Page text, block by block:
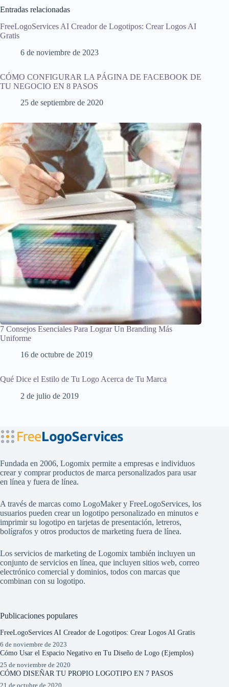
Entradas relacionadas
FreeLogoServices AI Creador de Logotipos: Crear Logos AI
Gratis
6 de noviembre de 2023
CÓMO CONFIGURAR LA PÁGINA DE FACEBOOK DE
TU NEGOCIO EN 8 PASOS
25 de septiembre de 2020
7 Consejos Esenciales Para Lograr Un Branding Más
Uniforme
16 de octubre de 2019
Qué Dice el Estilo de Tu Logo Acerca de Tu Marca
2 de julio de 2019
Fundada en 2006, Logomix permite a empresas e individuos
crear y comprar productos de marca personalizados para usar
en línea y fuera de línea.
A través de marcas como LogoMakery FreeLogoServices, los
usuarios pueden crear un logotipo personalizado en minutos e
imprimir su logotipo en tarjetas de presentación, letreros,
bolígrafos y otros productos de marketing fuera de línea.
Los servicios de marketing de Logomix también incluyen un
conjunto de servicios en línea, que incluyen sitios web, correo
electrónico comercial y dominios, todos con marcas que
combinan con su logotipo.
Publicaciones populares
FreeLogoServices AI Creador de Logotipos: Crear Logos AI Gratis
6 de noviembre de 2023
Cómo Usar el Espacio Negativo en Tu Diseño de Logo (Ejemplos)
25 de noviembre de 2020
CÓMO DISEÑAR TU PROPIO LOGOTIPO EN 7 PASOS
21 de octubre de 2020